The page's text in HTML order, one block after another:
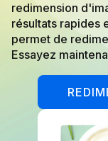
redimension
résultats rapides
permet de
Essayez